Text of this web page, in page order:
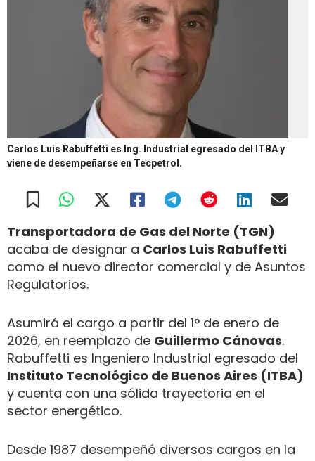
Carlos Luis Rabuffetti es Ing. Industrial egresado del ITBA y
viene de desempeñarse en Tecpetrol.
Transportadora de Gas del Norte (TGN)
acaba de designar a Carlos Luis Rabuffetti
como el nuevo director comercial y de Asuntos
Regulatorios.
Asumirá el cargo a partir del 1° de enero de
2026, en reemplazo de Guillermo Cánovas.
Rabuffetti es Ingeniero Industrial egresado del
Instituto Tecnológico de Buenos Aires (ITBA)
y cuenta con una sólida trayectoria en el
sector energético.
Desde 1987 desempeñó diversos cargos en la